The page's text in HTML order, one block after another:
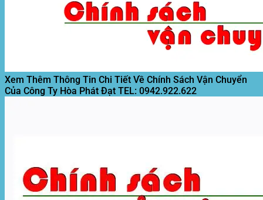
Xem Thêm Thông Tin Chi Tiết Về Chính Sách Vận Chuyển
Của Công Ty Hòa Phát Đạt TEL: 0942.922.622